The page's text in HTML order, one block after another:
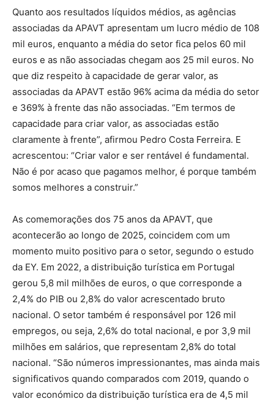
Quanto aos resultados líquidos médios, as agências
associadas da APAVT apresentam um lucro médio de 108
mil euros, enquanto a média do setor fica pelos 60 mil
euros e as não associadas chegam aos 25 mil euros. No
que diz respeito à capacidade de gerar valor, as
associadas da APAVT estão 96% acima da média do setor
e 369% à frente das não associadas. “Em termos de
capacidade para criar valor, as associadas estão
claramente à frente”, afirmou Pedro Costa Ferreira. E
acrescentou: “Criar valor e ser rentável é fundamental.
Não é por acaso que pagamos melhor, é porque também
somos melhores a construir.”
As comemorações dos 75 anos da APAVT, que
acontecerão ao longo de 2025, coincidem com um
momento muito positivo para o setor, segundo o estudo
da EY. Em 2022, a distribuição turística em Portugal
gerou 5,8 mil milhões de euros, o que corresponde a
2,4% do PIB ou 2,8% do valor acrescentado bruto
nacional. O setor também é responsável por 126 mil
empregos, ou seja, 2,6% do total nacional, e por 3,9 mil
milhões em salários, que representam 2,8% do total
nacional. “São números impressionantes, mas ainda mais
significativos quando comparados com 2019, quando o
valor económico da distribuição turística era de 4,5 mil